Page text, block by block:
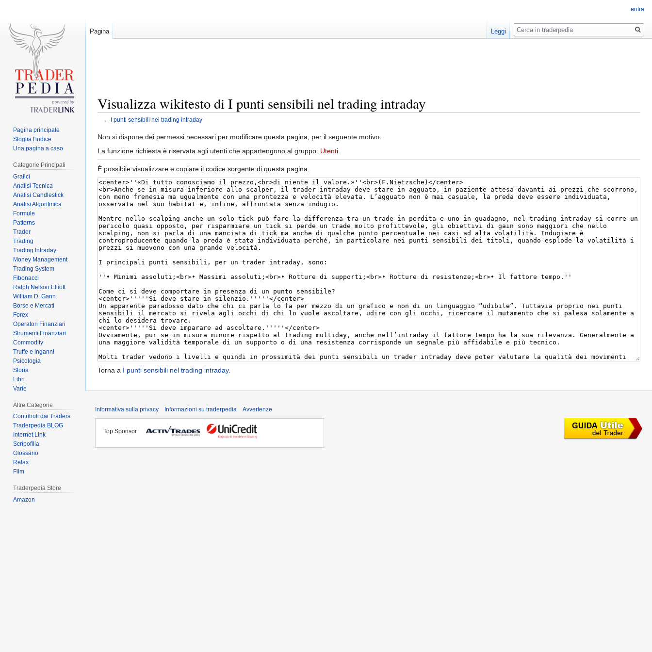
Visualizza wikitesto di I punti sensibili nel trading intraday
← I punti sensibili nel trading intraday
Jump
to
Jump
to
Non si dispone dei permessi necessari per modificare questa pagina, per il seguente motivo:
La funzione richiesta è riservata agli utenti che appartengono al gruppo: Utenti
È possibile visualizzare e copiare il codice sorgente di questa pagina.
Torna a I punti sensibili nel trading intraday.
entra
Pagina Leggi
Ricerca
Pagina principale
Sfoglia l'indice
Una pagina a caso
Categorie Principali
Grafici
Analisi Tecnica
Analisi Candlestick
Analisi Algoritmica
Formule
Patterns
Trader
Trading
Trading Intraday
Money Management
Trading System
Fibonacci
Ralph Nelson Elliott
William D. Gann
Borse e Mercati
Forex
Operatori Finanziari
Strumenti Finanziari
Commodity
Truffe e inganni
Psicologia
Storia
Libri
Varie
Altre Categorie
Contributi dai Traders
Traderpedia BLOG
Internet Link
Scripofilia
Glossario
Relax
Film
Traderpedia Store
Amazon
Informativa sulla privacy Informazioni su traderpedia Avvertenze
Top Sponsor